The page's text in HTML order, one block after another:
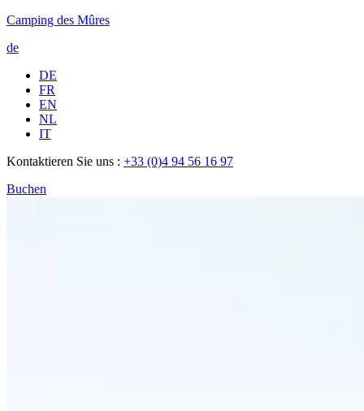
Camping des Mûres
de
DE
FR
EN
NL
IT
Kontaktieren Sie uns : +33 (0)4 94 56 16 97
Buchen